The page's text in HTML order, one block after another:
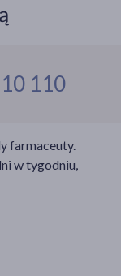
do zaparzania
się nazwa
jak i na co
z drzewa
powinna
110
farmaceuty.
w tygodniu,